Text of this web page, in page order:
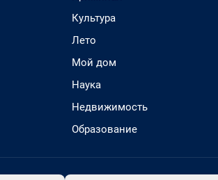
Культура
Лето
Мой дом
Наука
Недвижимость
Образование